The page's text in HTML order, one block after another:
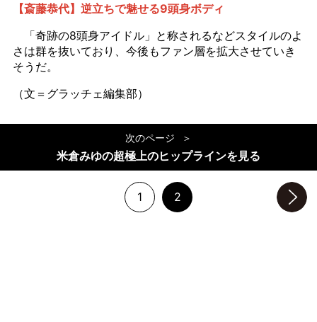
【斎藤恭代】逆立ちで魅せる9頭身ボディ
「奇跡の8頭身アイドル」と称されるなどスタイルのよ
さは群を抜いており、今後もファン層を拡大させていき
そうだ。
（文＝グラッチェ編集部）
次のページ
米倉みゆの超極上のヒップラインを見る
1 2